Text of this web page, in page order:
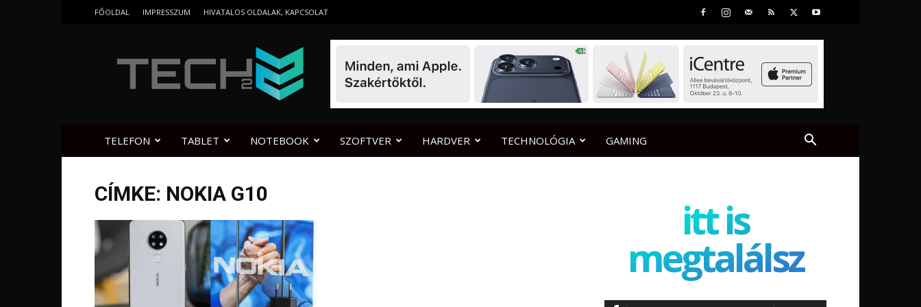
FŐOLDAL IMPRESSZUM HIVATALOS OLDALAK, KAPCSOLAT
TELEFON TABLET NOTEBOOK SZOFTVER HARDVER TECHNOLÓGIA GAMING
CÍMKE: NOKIA G10
itt is
megtalálsz